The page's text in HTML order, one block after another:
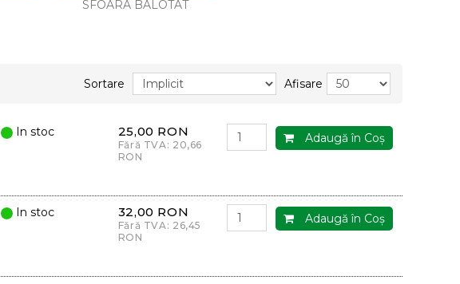
SFOARA BALOTAT
Sortare Afisare
In stoc 25,00 RON
Fără TVA: 20,66
RON
Adaugă în Coş
In stoc 32,00 RON
Fără TVA: 26,45
RON
Adaugă în Coş